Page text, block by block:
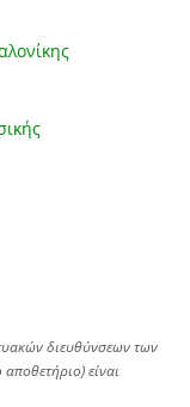
διευθύνσεων των
είναι